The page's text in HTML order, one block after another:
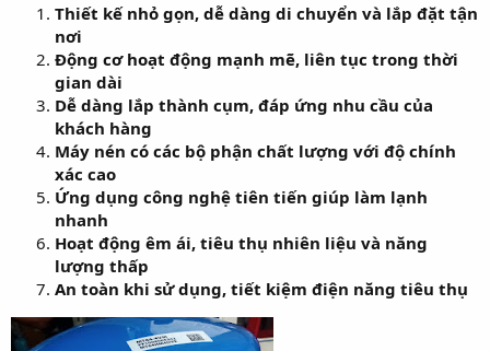
Thiết kế nhỏ gọn, dễ dàng di chuyển và lắp đặt tận
nơi
Động cơ hoạt động mạnh mẽ, liên tục trong thời
gian dài
Dễ dàng lắp thành cụm, đáp ứng nhu cầu của
khách hàng
Máy nén có các bộ phận chất lượng với độ chính
xác cao
Ứng dụng công nghệ tiên tiến giúp làm lạnh
nhanh
Hoạt động êm ái, tiêu thụ nhiên liệu và năng
lượng thấp
An toàn khi sử dụng, tiết kiệm điện năng tiêu thụ